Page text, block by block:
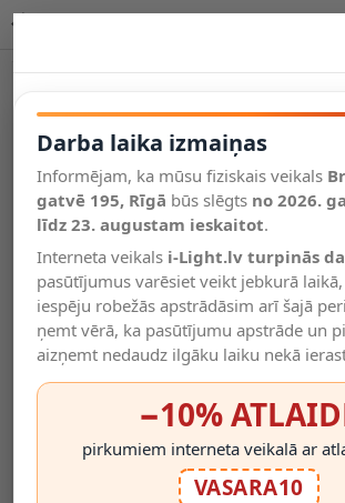
Salīdzināt
Vēlmju
saraksts
Valodas
Darba laika izmaiņas
Informējam, ka mūsu fiziskais veikals
gatvē 195, Rīgā būs slēgts no 2026.
līdz 23. augustam ieskaitot.
Interneta veikals i-Light.lv turpinās
pasūtījumus varēsiet veikt jebkurā
iespēju robežās apstrādāsim arī šajā
ņemt vērā, ka pasūtījumu apstrāde un
aizņemt nedaudz ilgāku laiku nekā
−10%
pirkumiem interneta veikalā ar
VASARA10